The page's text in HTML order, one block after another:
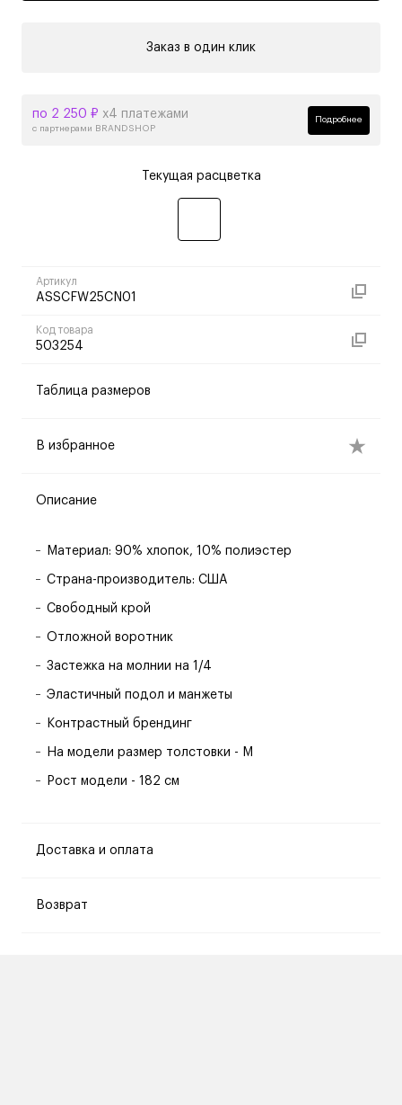
Заказ в один клик
по 2 250 ₽ х4 платежами
с партнерами BRANDSHOP
Подробнее
Текущая расцветка
Артикул
ASSCFW25CN01
Код товара
503254
Таблица размеров
В избранное
Описание
Материал: 90% хлопок, 10% полиэстер
Страна-производитель: США
Свободный крой
Отложной воротник
Застежка на молнии на 1/4
Эластичный подол и манжеты
Контрастный брендинг
На модели размер толстовки - M
Рост модели - 182 см
Доставка и оплата
Возврат